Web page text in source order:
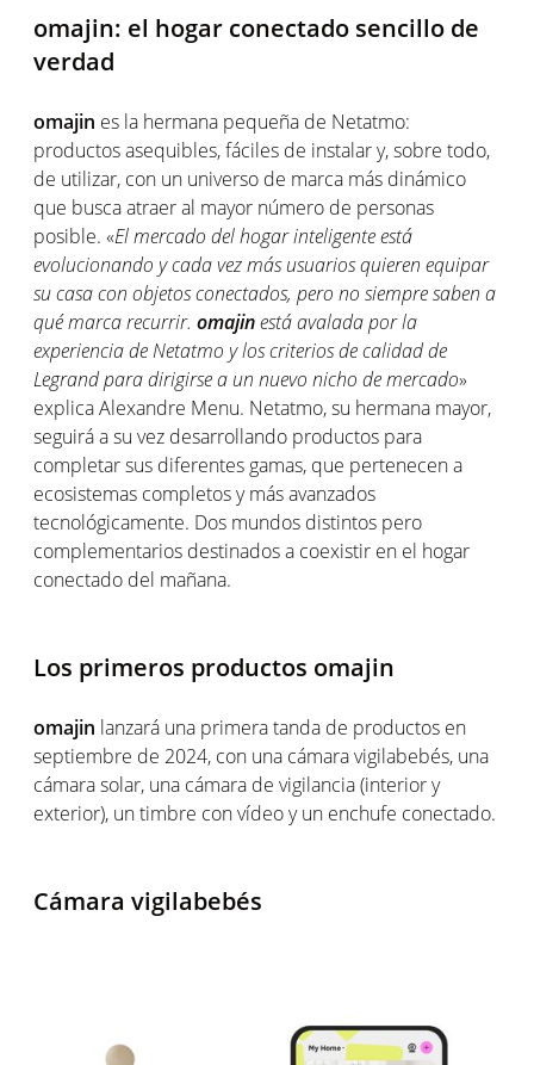
omajin: el hogar conectado sencillo de
verdad
omajin es la hermana pequeña de Netatmo:
productos asequibles, fáciles de instalar y, sobre todo,
de utilizar, con un universo de marca más dinámico
que busca atraer al mayor número de personas
posible. «El mercado del hogar inteligente está
evolucionando y cada vez más usuarios quieren equipar
su casa con objetos conectados, pero no siempre saben a
qué marca recurrir. omajinestá avalada por la
experiencia de Netatmo y los criterios de calidad de
Legrand para dirigirse a un nuevo nicho de mercado»
explica Alexandre Menu. Netatmo, su hermana mayor,
seguirá a su vez desarrollando productos para
completar sus diferentes gamas, que pertenecen a
ecosistemas completos y más avanzados
tecnológicamente. Dos mundos distintos pero
complementarios destinados a coexistir en el hogar
conectado del mañana.
Los primeros productos omajin
omajin lanzará una primera tanda de productos en
septiembre de 2024, con una cámara vigilabebés, una
cámara solar, una cámara de vigilancia (interior y
exterior), un timbre con vídeo y un enchufe conectado.
Cámara vigilabebés